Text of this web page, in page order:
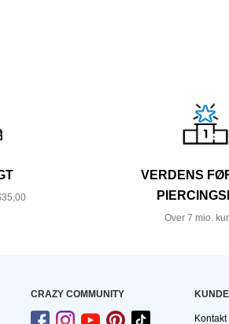
VERDENS
Over 7 mio.
CRAZY COMMUNITY
Kontakt